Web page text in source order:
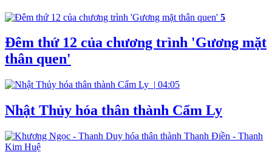
5
Đêm thứ 12 của chương trình 'Gương mặt
thân quen'
| 04:05
Nhật Thủy hóa thân thành Cẩm Ly